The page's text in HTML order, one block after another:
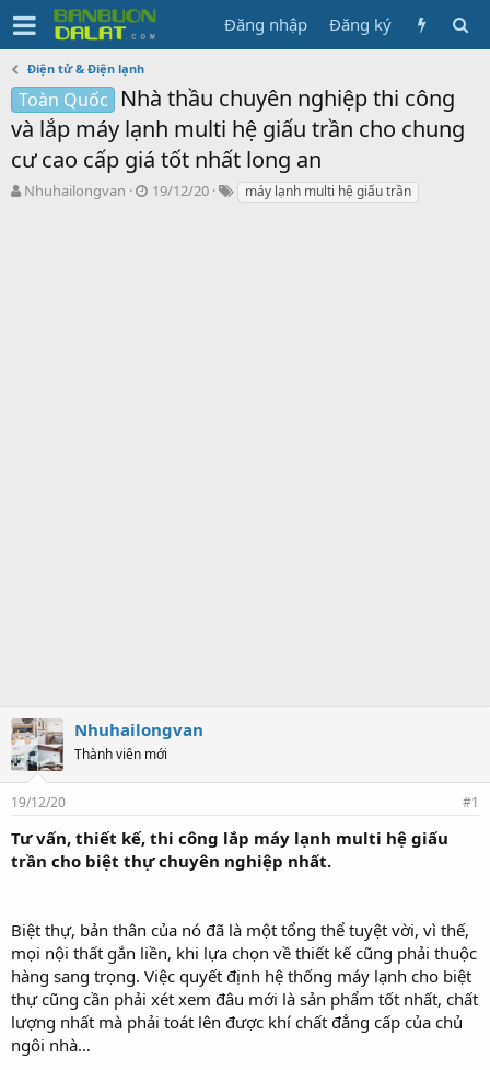
Đăng nhập Đăng ký
Điện tử & Điện lạnh
Toàn Quốc
Nhà thầu chuyên nghiệp thi công
và lắp máy lạnh multi hệ giấu trần cho chung
cư cao cấp giá tốt nhất long an
N
Nhuhailongvan
N
19/12/20
Tmáy lạnh multi hệ giấu trần
Nhuhailongvan
Thành viên mới
19/12/20 #1
Tư vấn, thiết kế, thi công lắp máy lạnh multi hệ giấu
trần cho biệt thự chuyên nghiệp nhất.
Biệt thự, bản thân của nó đã là một tổng thể tuyệt vời, vì thế,
mọi nội thất gắn liền, khi lựa chọn về thiết kế cũng phải thuộc
hàng sang trọng. Việc quyết định hệ thống máy lạnh cho biệt
thự cũng cần phải xét xem đâu mới là sản phẩm tốt nhất, chất
lượng nhất mà phải toát lên được khí chất đẳng cấp của chủ
ngôi nhà…